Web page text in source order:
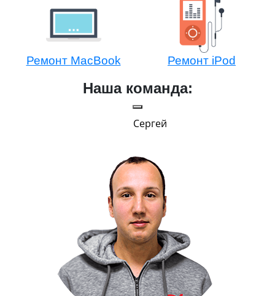
Ремонт MacBook Ремонт iPod
Наша команда:
Сергей